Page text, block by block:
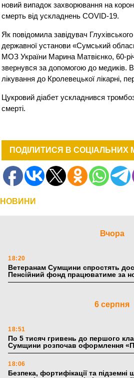
новий випадок захворювання на
смерть від ускладнень COVID-19.
Як повідомила завідувач
державної установи «Сумський
МОЗ України Марина Матвієнко, 60-
звернувся за допомогою до медиків.
лікування до Кролевецької лікарні,
Цукровий діабет ускладнився
смерті.
ПОДІЛИТИСЯ В СОЦІАЛЬНИХ
НОВИНИ
Вчора
18:20
Ветеранам Сумщини спростять
Пенсійний фонд працюватиме за
6 серпня
18:51
По 5 тисяч гривень до першого
Сумщини розпочав оформлення
18:06
Безпека, фортифікації та